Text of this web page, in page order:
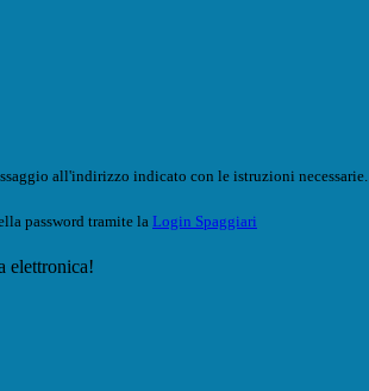
all'indirizzo indicato con le istruzioni necessarie.
password tramite la Login Spaggiari
elettronica!